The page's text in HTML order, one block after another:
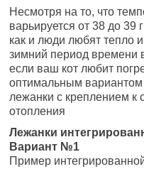
Несмотря на то, что
варьируется от 38 до 39
как и люди любят тепло
зимний период времени
если ваш кот любит
оптимальным
лежанки с креплением к
отопления
Лежанки
Вариант №1
Пример